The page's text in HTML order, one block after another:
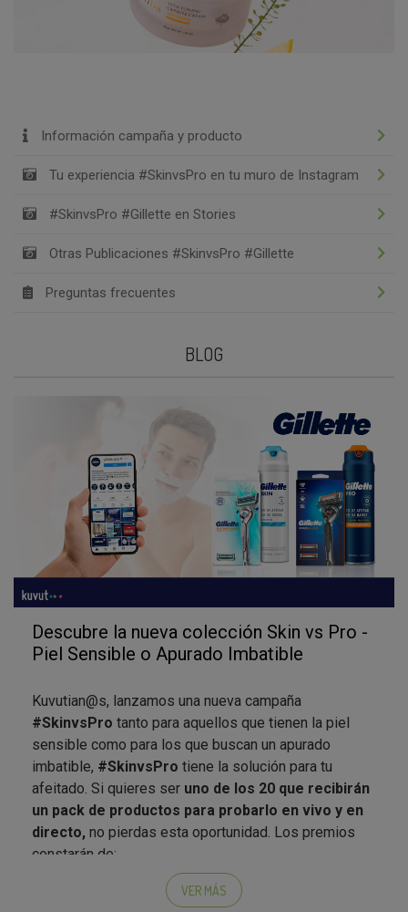
Información campaña y producto
Tu experiencia #SkinvsPro en tu muro de Instagram
#SkinvsPro #Gillette en Stories
Otras Publicaciones #SkinvsPro #Gillette
Preguntas frecuentes
BLOG
Descubre la nueva colección Skin vs Pro -
Piel Sensible o Apurado Imbatible
Kuvutian@s, lanzamos una nueva campaña
#SkinvsPro tanto para aquellos que tienen la piel
sensible como para los que buscan un apurado
imbatible, #SkinvsPro tiene la solución para tu
afeitado. Si quieres ser uno de los 20 que recibirán
un pack de productos para probarlo en vivo y en
directo, no pierdas esta oportunidad. Los premios
constarán de:
Pack Skinguard
(Máquina + Espuma Afeitar)
VER MÁS